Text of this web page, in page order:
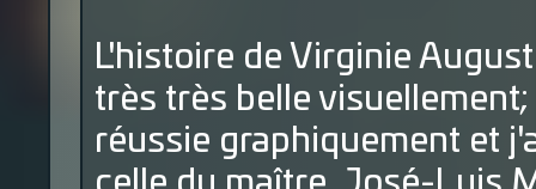
L'histoire de Virginie
très très belle
réussie graphiquement et